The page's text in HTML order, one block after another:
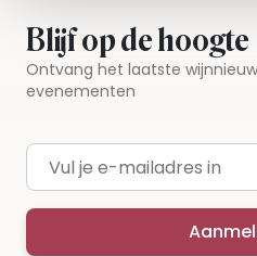
Blijf op de hoogte
Ontvang het laatste
evenementen
E-mailadres